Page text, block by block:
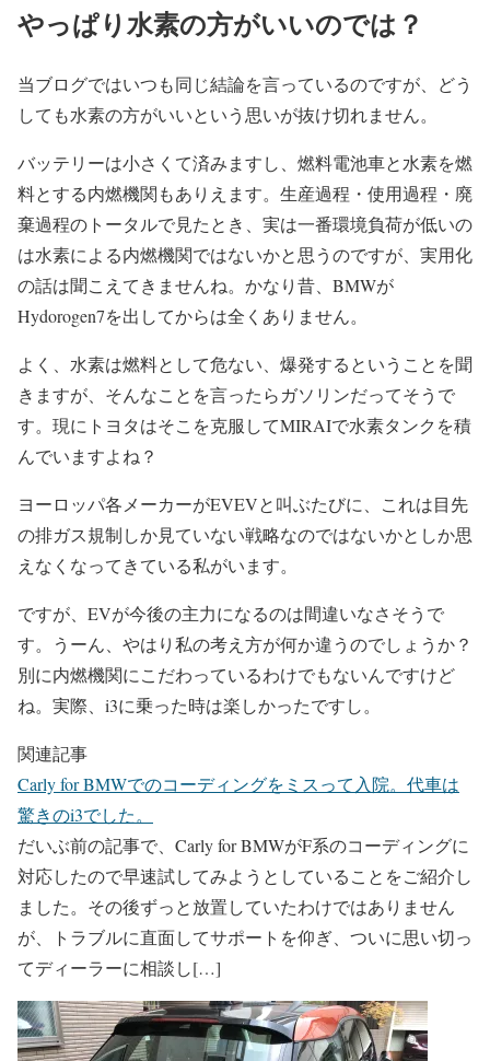
やっぱり水素の方がいいのでは？
当ブログではいつも同じ結論を言っているのですが、どう
しても水素の方がいいという思いが抜け切れません。
バッテリーは小さくて済みますし、燃料電池車と水素を燃
料とする内燃機関もありえます。生産過程・使用過程・廃
棄過程のトータルで見たとき、実は一番環境負荷が低いの
は水素による内燃機関ではないかと思うのですが、実用化
の話は聞こえてきませんね。かなり昔、BMWが
Hydorogen7を出してからは全くありません。
よく、水素は燃料として危ない、爆発するということを聞
きますが、そんなことを言ったらガソリンだってそうで
す。現にトヨタはそこを克服してMIRAIで水素タンクを積
んでいますよね？
ヨーロッパ各メーカーがEVEVと叫ぶたびに、これは目先
の排ガス規制しか見ていない戦略なのではないかとしか思
えなくなってきている私がいます。
ですが、EVが今後の主力になるのは間違いなさそうで
す。うーん、やはり私の考え方が何か違うのでしょうか？
別に内燃機関にこだわっているわけでもないんですけど
ね。実際、i3に乗った時は楽しかったですし。
関連記事
Carly for BMWでのコーディングをミスって入院。代車は
驚きのi3でした。
だいぶ前の記事で、Carly for BMWがF系のコーディングに
対応したので早速試してみようとしていることをご紹介し
ました。その後ずっと放置していたわけではありません
が、トラブルに直面してサポートを仰ぎ、ついに思い切っ
てディーラーに相談し[…]